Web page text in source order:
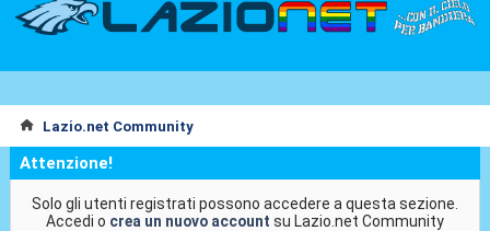
Lazio.net Community
Attenzione!
Solo gli utenti registrati possono accedere a questa sezione.
Accedi o crea un nuovo account su Lazio.net Community